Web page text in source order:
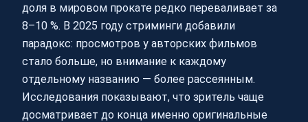
доля в мировом прокате редко переваливает за
8–10 %. В 2025 году стриминги добавили
парадокс: просмотров у авторских фильмов
стало больше, но внимание к каждому
отдельному названию — более рассеянным.
Исследования показывают, что зритель чаще
досматривает до конца именно оригинальные